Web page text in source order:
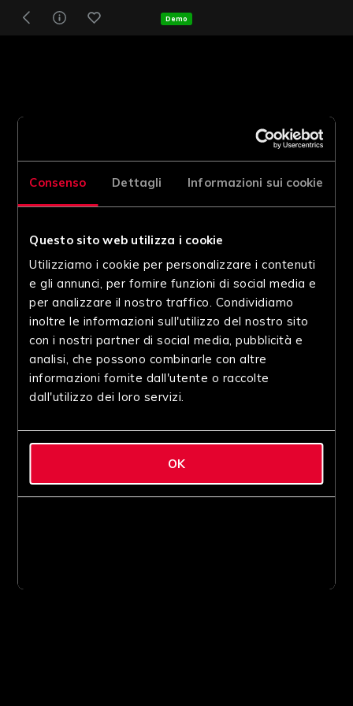
Consenso Dettagli Informazioni sui cookie
Questo sito web utilizza i cookie
Utilizziamo i cookie per personalizzare i contenuti
e gli annunci, per fornire funzioni di social media e
per analizzare il nostro traffico. Condividiamo
inoltre le informazioni sull'utilizzo del nostro sito
con i nostri partner di social media, pubblicità e
analisi, che possono combinarle con altre
informazioni fornite dall'utente o raccolte
dall'utilizzo dei loro servizi.
OK
Demo